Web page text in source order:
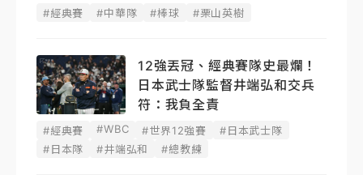
#經典賽 #中華隊 #棒球 #栗山英樹
12強丟冠、經典賽隊史最爛！
日本武士隊監督井端弘和交兵
符：我負全責
#經典賽 #WBC #世界12強賽
#日本武士隊
#日本隊
#井端弘和 #總教練